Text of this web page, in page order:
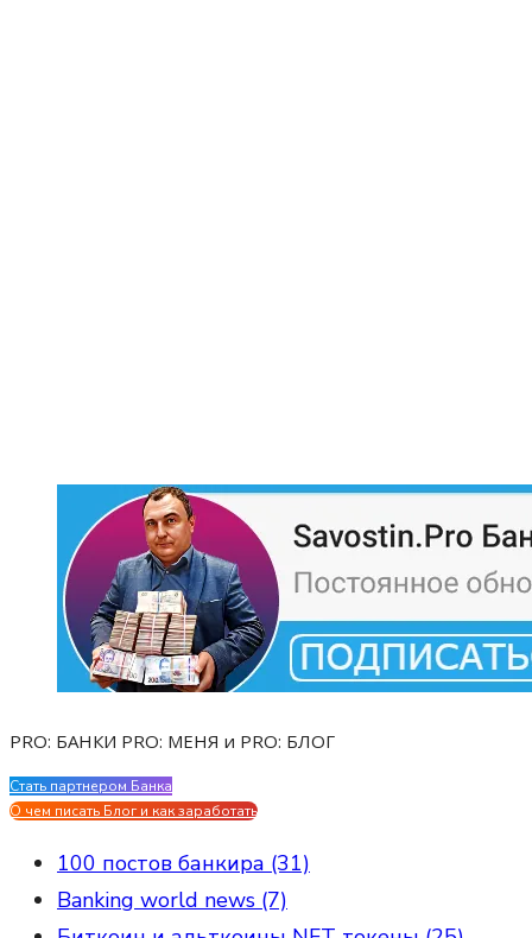
PRO: БАНКИ PRO: МЕНЯ и PRO: БЛОГ
Стать партнером Банка
О чем писать Блог и как заработать
100 постов банкира (31)
Banking world news (7)